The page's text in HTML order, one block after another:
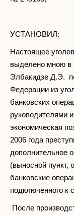
УСТАНОВИЛ:
Настоящее
выделено мною в
Элбакидзе Д.Э.
Федерации из
банковских
руководителями
экономическая
2006 года
дополнительное
(выносной пункт,
банковские
подключенного к
После